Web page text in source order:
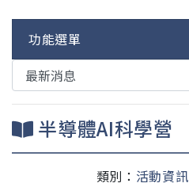
功能選單
半導體AI科學營
類別： 活動資訊